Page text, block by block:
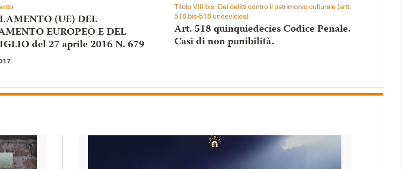
(UE) DEL
EUROPEO E DEL
del 27 aprile 2016 N. 679
Titolo VIII bis- Dei delitti contro il patrimonio culturale (artt.
518 bis-518 undevicies)
Art. 518 quinquiedecies Codice Penale.
Casi di non punibilità.